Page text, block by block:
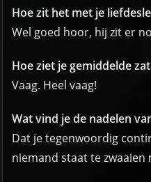
Hoe zit het met je
Wel goed hoor, hij zit er
Hoe ziet je gemiddelde
Vaag. Heel vaag!
Wat vind je de nadelen
Dat je tegenwoordig
niemand staat te